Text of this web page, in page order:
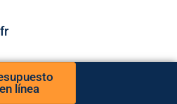
en línea